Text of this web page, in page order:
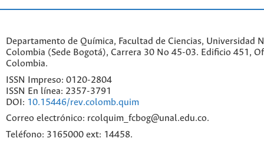
Departamento de Química, Facultad de Ciencias, Universidad
Colombia (Sede Bogotá), Carrera 30 No 45-03. Edificio 451,
Colombia.
ISSN Impreso: 0120-2804
ISSN En línea: 2357-3791
DOI: 10.15446/rev.colomb.quim
Correo electrónico: rcolquim_fcbog@unal.edu.co.
Teléfono: 3165000 ext: 14458.